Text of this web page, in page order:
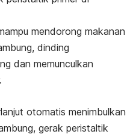
mendorong makanan
dinding
dan memunculkan
otomatis menimbulkan
gerak peristaltik